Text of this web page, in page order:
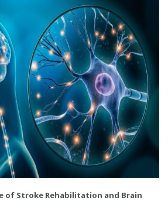
of Stroke Rehabilitation and Brain